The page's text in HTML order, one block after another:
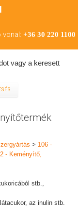
vonal: +36 30 220 1100
vagy a keresett
> 106 -
- Keményítő,
stb.,
az inulin stb.